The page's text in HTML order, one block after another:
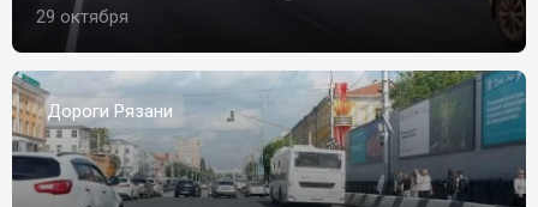
29 октября
Дороги Рязани